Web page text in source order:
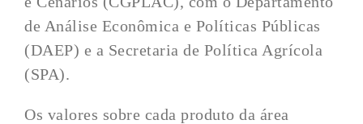
de Análise Econômica e Políticas Públicas
(DAEP) e a Secretaria de Política Agrícola
(SPA).
Os valores sobre cada produto da área